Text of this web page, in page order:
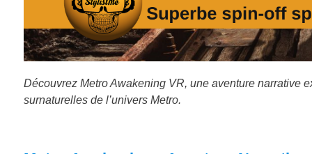
Découvrez Metro Awakening VR, une aventure narrative
surnaturelles de l’univers Metro.